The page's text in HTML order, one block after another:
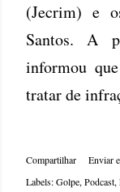
(Jecrim) e
Santos. A
informou
tratar de
Compartilhar
Enviar
Labels:Golpe Podcast